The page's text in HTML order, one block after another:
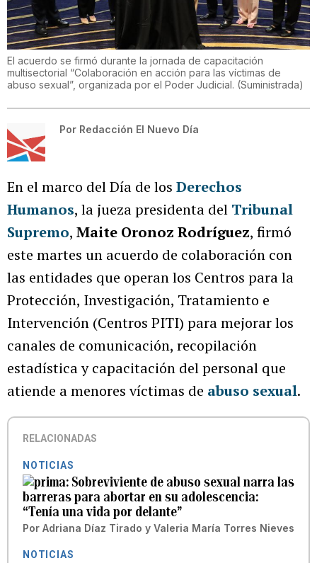
El acuerdo se firmó durante la jornada de capacitación
multisectorial “Colaboración en acción para las víctimas de
abuso sexual”, organizada por el Poder Judicial. (Suministrada)
Por Redacción El Nuevo Día
En el marco del Día de los Derechos
Humanos, la jueza presidenta del Tribunal
Supremo, Maite Oronoz Rodríguez, firmó
este martes un acuerdo de colaboración con
las entidades que operan los Centros para la
Protección, Investigación, Tratamiento e
Intervención (Centros PITI) para mejorar los
canales de comunicación, recopilación
estadística y capacitación del personal que
atiende a menores víctimas de abuso sexual.
RELACIONADAS
NOTICIAS
Sobreviviente de abuso sexual narra las
barreras para abortar en su adolescencia:
“Tenía una vida por delante”
Por Adriana Díaz Tirado y Valeria María Torres Nieves
NOTICIAS